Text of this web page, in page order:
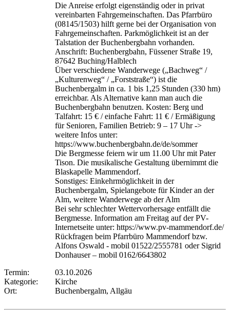
Die Anreise erfolgt eigenständig oder in privat
vereinbarten Fahrgemeinschaften. Das Pfarrbüro
(08145/1503) hilft gerne bei der Organisation von
Fahrgemeinschaften. Parkmöglichkeit ist an der
Talstation der Buchenbergbahn vorhanden.
Anschrift: Buchenbergbahn, Füssener Straße 19,
87642 Buching/Halblech
Über verschiedene Wanderwege („Bachweg“ /
„Kulturenweg“ / „Forststraße“) ist die
Buchenbergalm in ca. 1 bis 1,25 Stunden (330 hm)
erreichbar. Als Alternative kann man auch die
Buchenbergbahn benutzen. Kosten: Berg und
Talfahrt: 15 € / einfache Fahrt: 11 € / Ermäßigung
für Senioren, Familien Betrieb: 9 – 17 Uhr ->
weitere Infos unter:
https://www.buchenbergbahn.de/de/sommer
Die Bergmesse feiern wir um 11.00 Uhr mit Pater
Tison. Die musikalische Gestaltung übernimmt die
Blaskapelle Mammendorf.
Sonstiges: Einkehrmöglichkeit in der
Buchenbergalm, Spielangebote für Kinder an der
Alm, weitere Wanderwege ab der Alm
Bei sehr schlechter Wettervorhersage entfällt die
Bergmesse. Information am Freitag auf der PV-
Internetseite unter: https://www.pv-mammendorf.de/
Rückfragen beim Pfarrbüro Mammendorf bzw.
Alfons Oswald - mobil 01522/2555781 oder Sigrid
Donhauser – mobil 0162/6643802
Termin:
03.10.2026
Kategorie:
Kirche
Ort:
Buchenbergalm, Allgäu